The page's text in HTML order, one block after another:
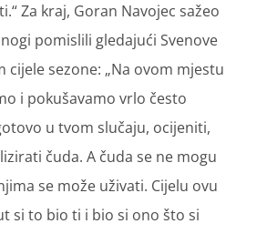
Za kraj, Goran Navojec sažeo
pomislili gledajući Svenove
cijele sezone: „Na ovom mjestu
i pokušavamo vrlo često
u tvom slučaju, ocijeniti,
čuda. A čuda se ne mogu
se može uživati. Cijelu ovu
si to bio ti i bio si ono što si